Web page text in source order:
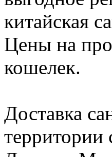
китайская
Цены на
кошелек.
Доставка
территории